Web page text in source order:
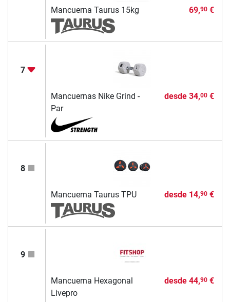
Mancuerna Taurus 15kg 69,90€
7
Mancuernas Nike Grind -
Par
desde 34,00€
8
Mancuerna Taurus TPU desde 14,90€
9
Mancuerna Hexagonal
Livepro
desde 44,90€